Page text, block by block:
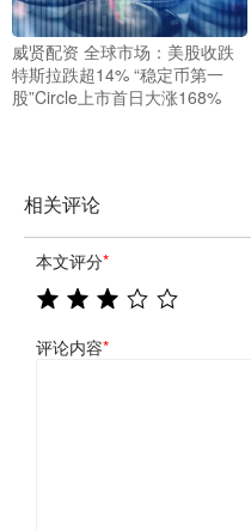
威贤配资 全球市场：美股收跌
特斯拉跌超14% “稳定币第一
股”Circle上市首日大涨168%
相关评论
本文评分*
评论内容*